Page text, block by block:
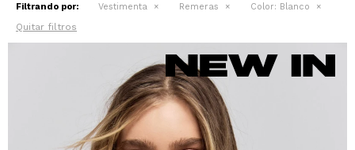
Filtrando por: Vestimenta Remeras Color: Blanco
Quitar filtros